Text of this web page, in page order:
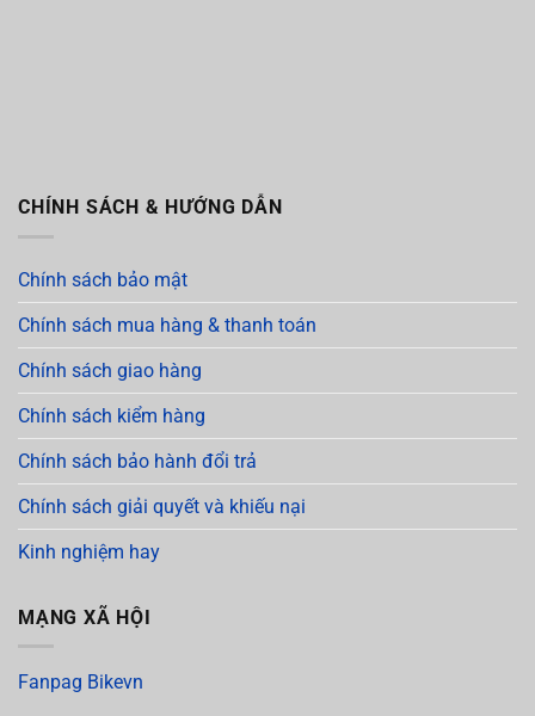
CHÍNH SÁCH & HƯỚNG DẪN
Chính sách bảo mật
Chính sách mua hàng & thanh toán
Chính sách giao hàng
Chính sách kiểm hàng
Chính sách bảo hành đổi trả
Chính sách giải quyết và khiếu nại
Kinh nghiệm hay
MẠNG XÃ HỘI
Fanpag Bikevn